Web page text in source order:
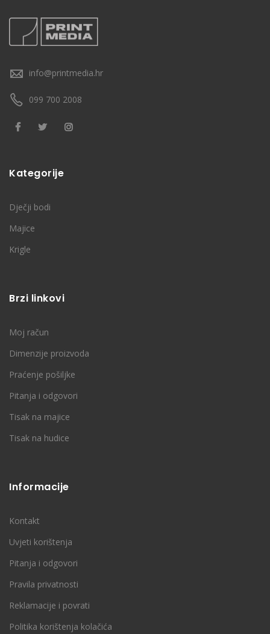
info@printmedia.hr
099 700 2008
Kategorije
Dječji bodi
Majice
Krigle
Brzi linkovi
Moj račun
Dimenzije proizvoda
Praćenje pošiljke
Pitanja i odgovori
Tisak na majice
Tisak na hudice
Informacije
Kontakt
Uvjeti korištenja
Pitanja i odgovori
Pravila privatnosti
Reklamacije i povrati
Politika korištenja kolačića